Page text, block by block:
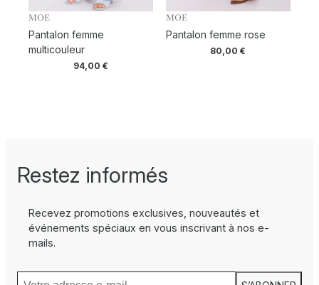
MOE
Pantalon femme
multicouleur
94,00€
MOE
Pantalon femme rose
80,00€
Restez informés
Recevez promotions exclusives, nouveautés et
événements spéciaux en vous inscrivant à nos e-
mails.